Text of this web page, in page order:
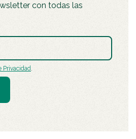
con todas las
Privacidad.